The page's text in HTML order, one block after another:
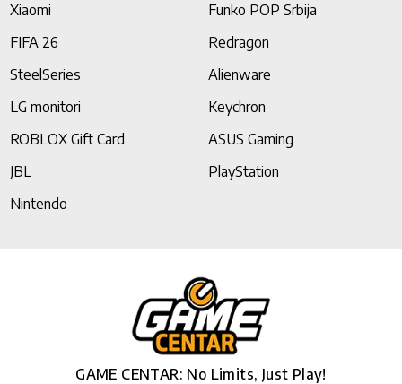
Xiaomi
Funko POP Srbija
FIFA 26
Redragon
SteelSeries
Alienware
LG monitori
Keychron
ROBLOX Gift Card
ASUS Gaming
JBL
PlayStation
Nintendo
GAME CENTAR: No Limits, Just Play!